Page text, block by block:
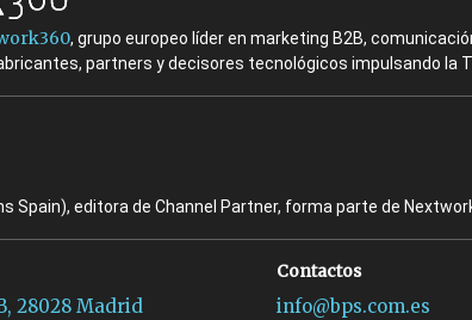
, grupo europeo líder en marketing B2B,
partners y decisores tecnológicos impulsando la
Spain), editora de Channel Partner, forma parte de
28028 Madrid
Contactos
info@bps.com.es